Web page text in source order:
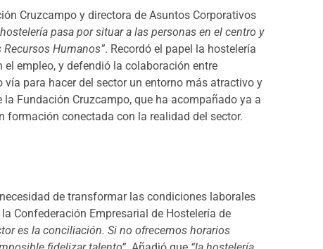
Cruzcampo y directora de Asuntos Corporativos
pasa por situar a las personas en el centro y
Humanos”. Recordó el papel la hostelería
empleo, y defendió la colaboración entre
para hacer del sector un entorno más atractivo y
Fundación Cruzcampo, que ha acompañado ya a
formación conectada con la realidad del sector.
de transformar las condiciones laborales
Confederación Empresarial de Hostelería de
es la conciliación. Si no ofrecemos horarios